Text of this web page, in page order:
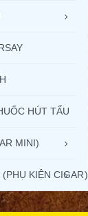
HÚT TẨU
MINI)
KIỆN CIGAR)